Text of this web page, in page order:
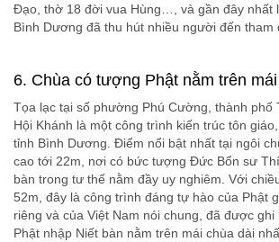
Đạo, thờ 18 đời vua Hùng…, và gần đây nhất
Bình Dương đã thu hút nhiều người đến tham
6. Chùa có tượng Phật nằm trên
Tọa lạc tại số phường Phú Cường, thành phố
Hội Khánh là một công trình kiến trúc tôn
tỉnh Bình Dương. Điểm nổi bật nhất tại ngôi
cao tới 22m, nơi có bức tượng Đức Bổn sư
bàn trong tư thế nằm đầy uy nghiêm. Với
52m, đây là công trình đáng tự hào của Phật
riêng và của Việt Nam nói chung, đã được
Phật nhập Niết bàn nằm trên mái chùa dài